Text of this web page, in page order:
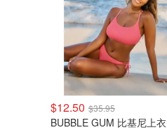
$12.50 $35.95
BUBBLE GUM 比基尼上衣